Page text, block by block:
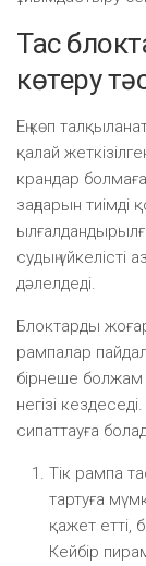
Тас
көтеру
Ең көп
қалай
крандар
заңдарын
судың үйкелісті
дәлелдеді.
Блоктарды
рампалар
бірнеше
негізі
сипаттауға
Тік рампа
тартуға
қажет етті,
Кейбір